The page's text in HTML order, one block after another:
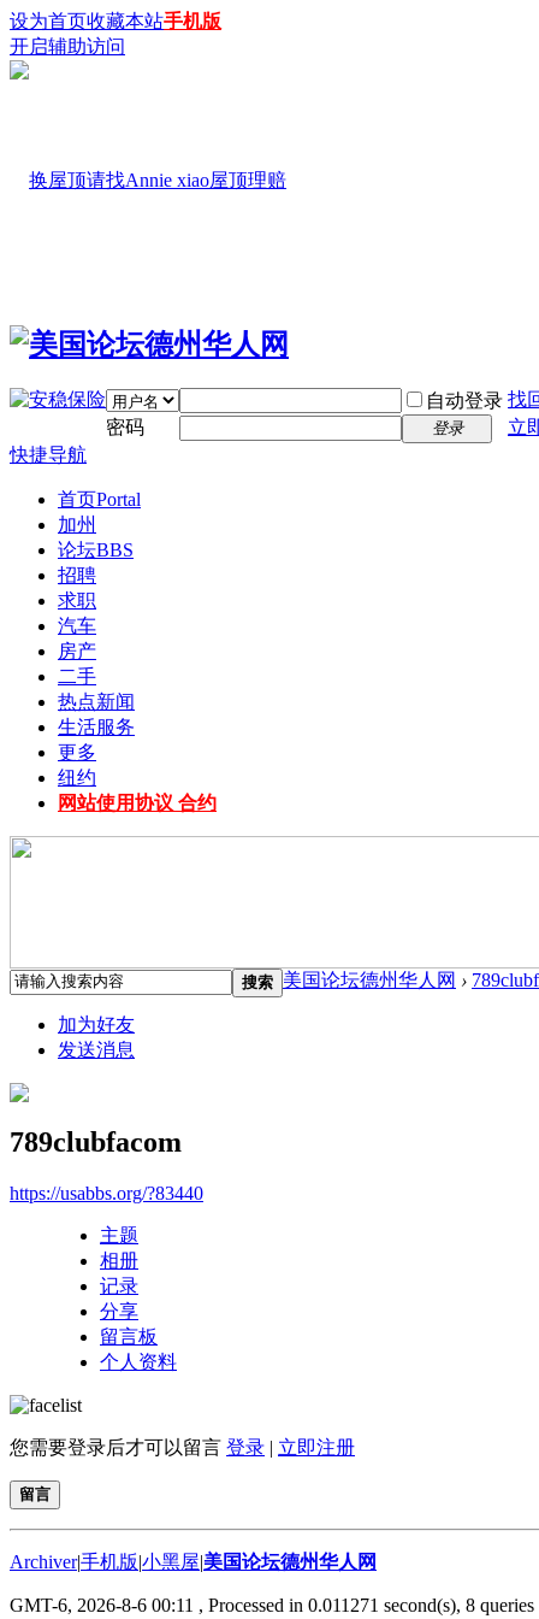
设为首页收藏本站手机版
开启辅助访问
自动登录 找
密码
登录
立
快捷导航
首页Portal
加州
论坛BBS
招聘
求职
汽车
房产
二手
热点新闻
生活服务
更多
纽约
网站使用协议 合约
搜索 美国论坛德州华人网 ›
加为好友
发送消息
789clubfacom
https://usabbs.org/?83440
主题
相册
记录
分享
留言板
个人资料
您需要登录后才可以留言 登录 | 立即注册
留言
Archiver|手机版|小黑屋|美国论坛德州华人网
GMT-6, 2026-8-6 00:11 , Processed in 0.011271 second(s), 8 queries